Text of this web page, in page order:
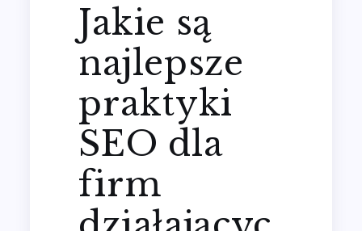
Jakie są
najlepsze
praktyki
SEO dla
firm